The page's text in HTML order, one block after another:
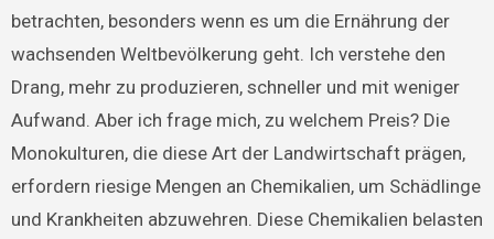
betrachten, besonders wenn es um die Ernährung der
wachsenden Weltbevölkerung geht. Ich verstehe den
Drang, mehr zu produzieren, schneller und mit weniger
Aufwand. Aber ich frage mich, zu welchem Preis? Die
Monokulturen, die diese Art der Landwirtschaft prägen,
erfordern riesige Mengen an Chemikalien, um Schädlinge
und Krankheiten abzuwehren. Diese Chemikalien belasten